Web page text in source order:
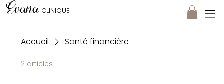
Evana CLINIQUE
Accueil Santé financière
2 articles